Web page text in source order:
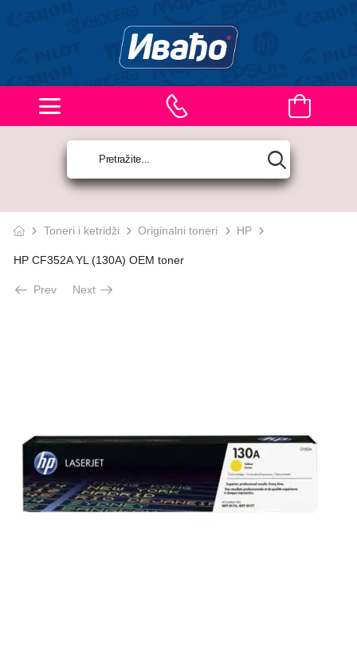
Toneri i ketridži Originalni toneri HP
HP CF352A YL (130A) OEM toner
Prev Next